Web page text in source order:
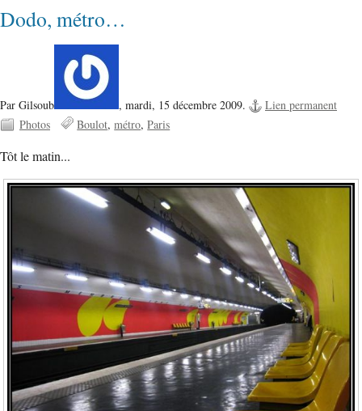
Dodo, métro…
Par Gilsoub , mardi, 15 décembre 2009.
Lien permanent
Photos
Boulot métro Paris
Tôt le matin...